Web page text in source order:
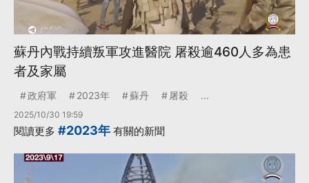
蘇丹內戰持續叛軍攻進醫院 屠殺逾460人多為患
者及家屬
政府軍 2023年 蘇丹 屠殺 ...
2025/10/30 19:59
閱讀更多 #2023年 有關的新聞